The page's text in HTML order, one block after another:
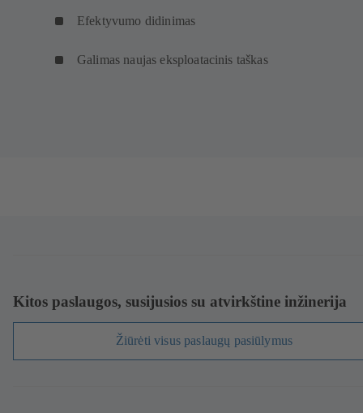
Efektyvumo didinimas
Galimas naujas eksploatacinis taškas
Kitos paslaugos, susijusios su atvirkštine inžinerija
Žiūrėti visus paslaugų pasiūlymus